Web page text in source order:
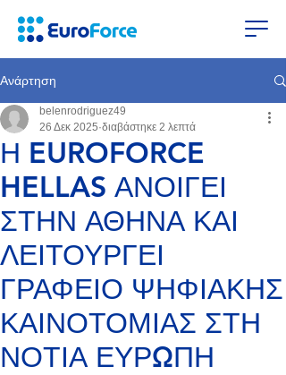
Ανάρτηση
Η EUROFORCE
HELLAS ΑΝΟΙΓΕΙ
ΣΤΗΝ ΑΘΗΝΑ ΚΑΙ
ΛΕΙΤΟΥΡΓΕΙ
ΓΡΑΦΕΙΟ ΨΗΦΙΑΚΗΣ
ΚΑΙΝΟΤΟΜΙΑΣ ΣΤΗ
ΝΟΤΙΑ ΕΥΡΩΠΗ
belenrodriguez49
26 Δεκ 2025 διαβάστηκε 2 λεπτά